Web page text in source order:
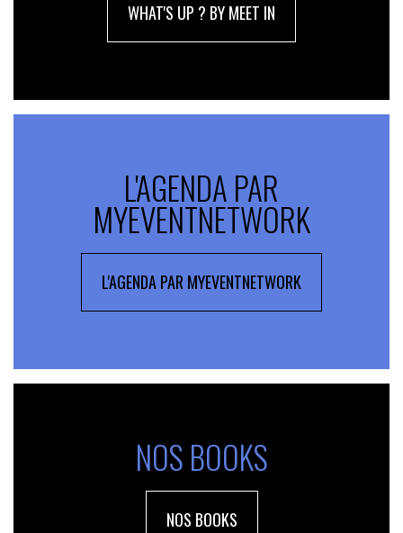
WHAT'S UP ? BY MEET IN
L'AGENDA PAR
MYEVENTNETWORK
L'AGENDA PAR MYEVENTNETWORK
NOS BOOKS
NOS BOOKS